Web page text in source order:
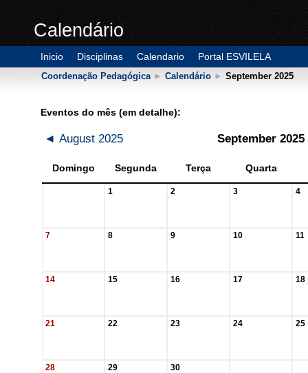
Calendário
Inicio Disciplinas Calendario Portal ESVILELA
Coordenação Pedagógica ► Calendário ► September 2025
Eventos do mês (em detalhe):
◄ August 2025 September 2025
Domingo Segunda Terça Quarta
1 2 3 4
7 8 9 10 11
14 15 16 17 18
21 22 23 24 25
28 29 30